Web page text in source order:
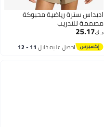
اديداس سترة رياضية محبوكة
مصممة للتدريب
د.ك‏25.17
احصل عليه خلال 11 - 12